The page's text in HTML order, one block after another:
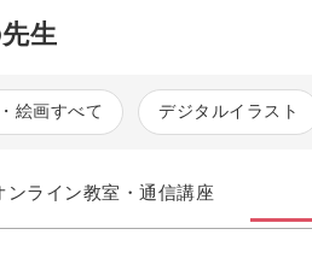
生
絵画すべて デジタルイラスト
ンライン教室・通信講座